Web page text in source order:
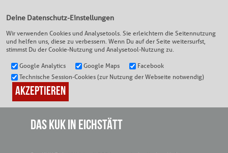
Deine Datenschutz-Einstellungen
Wir verwenden Cookies und Analysetools. Sie erleichtern die Seitennutzung
und helfen uns, diese zu verbessern. Wenn Du auf der Seite weitersurfst,
stimmst Du der Cookie-Nutzung und Analysetool-Nutzung zu.
Google Analytics
Google Maps
Facebook
Technische Session-Cookies (zur Nutzung der Webseite notwendig)
DEIN KINO | DAS KUK IN EICHSTÄTT
DAS KUK IN EICHSTÄTT